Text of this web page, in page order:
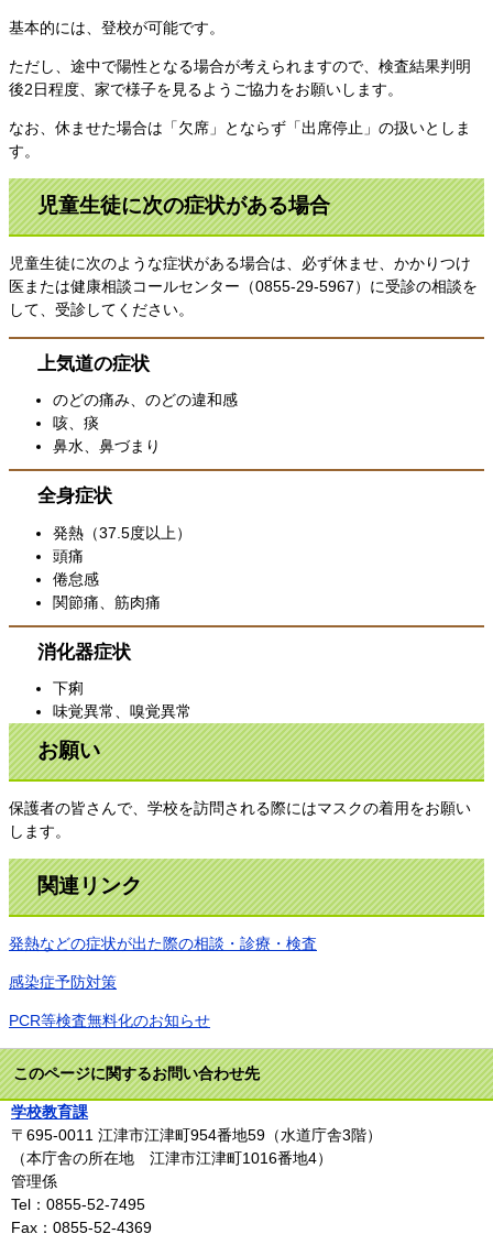
基本的には、登校が可能です。
ただし、途中で陽性となる場合が考えられますので、検査結果判明
後2日程度、家で様子を見るようご協力をお願いします。
なお、休ませた場合は「欠席」とならず「出席停止」の扱いとしま
す。
児童生徒に次の症状がある場合
児童生徒に次のような症状がある場合は、必ず休ませ、かかりつけ
医または健康相談コールセンター（0855-29-5967）に受診の相談を
して、受診してください。
上気道の症状
のどの痛み、のどの違和感
咳、痰
鼻水、鼻づまり
全身症状
発熱（37.5度以上）
頭痛
倦怠感
関節痛、筋肉痛
消化器症状
下痢
味覚異常、嗅覚異常
お願い
保護者の皆さんで、学校を訪問される際にはマスクの着用をお願い
します。
関連リンク
発熱などの症状が出た際の相談・診療・検査
感染症予防対策
PCR等検査無料化のお知らせ
このページに関するお問い合わせ先
学校教育課
〒695-0011 江津市江津町954番地59（水道庁舎3階）
（本庁舎の所在地 江津市江津町1016番地4）
管理係
Tel：0855-52-7495
Fax：0855-52-4369